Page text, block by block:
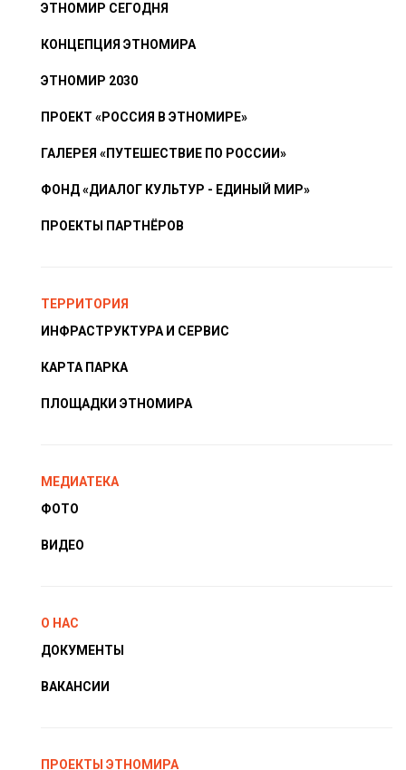
ЭТНОМИР СЕГОДНЯ
КОНЦЕПЦИЯ ЭТНОМИРА
ЭТНОМИР 2030
ПРОЕКТ «РОССИЯ В ЭТНОМИРЕ»
ГАЛЕРЕЯ «ПУТЕШЕСТВИЕ ПО РОССИИ»
ФОНД «ДИАЛОГ КУЛЬТУР - ЕДИНЫЙ МИР»
ПРОЕКТЫ ПАРТНЁРОВ
ТЕРРИТОРИЯ
ИНФРАСТРУКТУРА И СЕРВИС
КАРТА ПАРКА
ПЛОЩАДКИ ЭТНОМИРА
МЕДИАТЕКА
ФОТО
ВИДЕО
О НАС
ДОКУМЕНТЫ
ВАКАНСИИ
ПРОЕКТЫ ЭТНОМИРА